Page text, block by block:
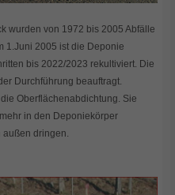
wurden von 1972 bis 2005 Abfälle
1.Juni 2005 ist die Deponie
bis 2022/2023 rekultiviert. Die
Durchführung beauftragt.
Oberflächenabdichtung. Sie
in den Deponiekörper
dringen.